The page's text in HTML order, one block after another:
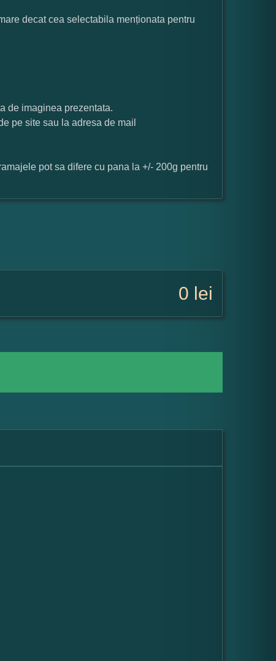
decat cea selectabila menționata pentru
de imaginea prezentata.
pe site sau la adresa de mail
pot sa difere cu pana la +/- 200g pentru
0 lei